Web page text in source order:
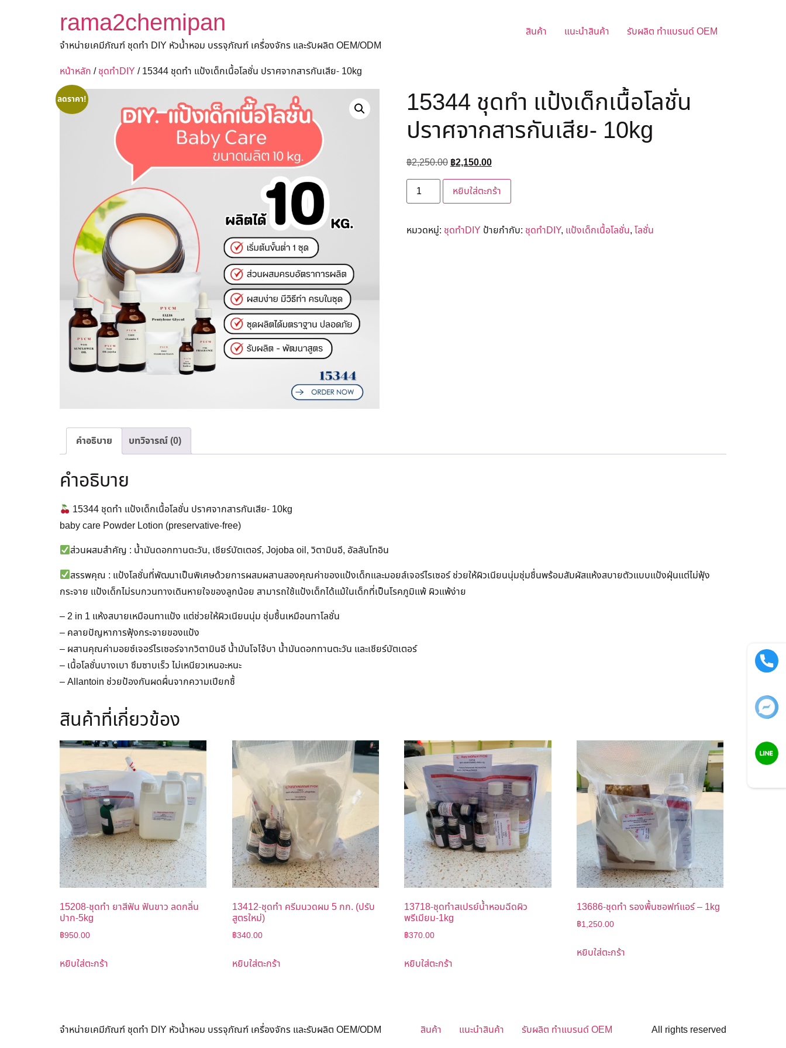
rama2chemipan
จำหน่ายเคมีภัณฑ์ ชุดทำ DIY หัวน้ำหอม บรรจุภัณฑ์ เครื่องจักร และรับผลิต OEM/ODM
สินค้า แนะนำสินค้า รับผลิต ทำแบรนด์ OEM
หน้าหลัก /ชุดทำDIY / 15344 ชุดทำ แป้งเด็กเนื้อโลชั่น ปราศจากสารกันเสีย- 10kg
ลดราคา!
15344 ชุดทำ แป้งเด็กเนื้อโลชั่น
ปราศจากสารกันเสีย- 10kg
฿2,250.00฿2,150.00
หยิบใส่ตะกร้า
หมวดหมู่: ชุดทำDIY ป้ายกำกับ: ชุดทำDIY, แป้งเด็กเนื้อโลชั่น, โลชั่น
คำอธิบาย บทวิจารณ์ (0)
คำอธิบาย
15344 ชุดทำ แป้งเด็กเนื้อโลชั่น ปราศจากสารกันเสีย- 10kg
baby care Powder Lotion (preservative-free)
ส่วนผสมสำคัญ : น้ำมันดอกทานตะวัน, เชียร์บัตเตอร์, Jojoba oil, วิตามินอี, อัลลันโทอิน
สรรพคุณ : แป้งโลชั่นที่พัฒนาเป็นพิเศษด้วยการผสมผสานสองคุณค่าของแป้งเด็กและมอยส์เจอร์ไรเซอร์ ช่วยให้ผิวเนียนนุ่มชุ่มชื่นพร้อมสัมผัสแห้งสบายตัวแบบแป้งฝุ่นแต่ไม่ฟุ้ง
กระจาย แป้งเด็กไม่รบกวนทางเดินหายใจของลูกน้อย สามารถใช้แป้งเด็กได้แม้ในเด็กที่เป็นโรคภูมิแพ้ ผิวแพ้ง่าย
– 2 in 1 แห้งสบายเหมือนทาแป้ง แต่ช่วยให้ผิวเนียนนุ่ม ชุ่มชื้นเหมือนทาโลชั่น
– คลายปัญหาการฟุ้งกระจายของแป้ง
– ผสานคุณค่ามอยซ์เจอร์ไรเซอร์จากวิตามินอี น้ำมันโจโจ้บา น้ำมันดอกทานตะวัน และเชียร์บัตเตอร์
– เนื้อโลชั่นบางเบา ซึมซาบเร็ว ไม่เหนียวเหนอะหนะ
– Allantoin ช่วยป้องกันผดผื่นจากความเปียกชื้
สินค้าที่เกี่ยวข้อง
15208-ชุดทำ ยาสีฟัน ฟันขาว ลดกลิ่น
ปาก-5kg
฿950.00
หยิบใส่ตะกร้า
13412-ชุดทำ ครีมนวดผม 5 กก. (ปรับ
สูตรใหม่)
฿340.00
หยิบใส่ตะกร้า
13718-ชุดทำสเปรย์น้ำหอมฉีดผิว
พรีเมียม-1kg
฿370.00
หยิบใส่ตะกร้า
13686-ชุดทำ รองพื้นซอฟท์แอร์ – 1kg
฿1,250.00
หยิบใส่ตะกร้า
จำหน่ายเคมีภัณฑ์ ชุดทำ DIY หัวน้ำหอม บรรจุภัณฑ์ เครื่องจักร และรับผลิต OEM/ODM สินค้า แนะนำสินค้า รับผลิต ทำแบรนด์ OEM All rights reserved